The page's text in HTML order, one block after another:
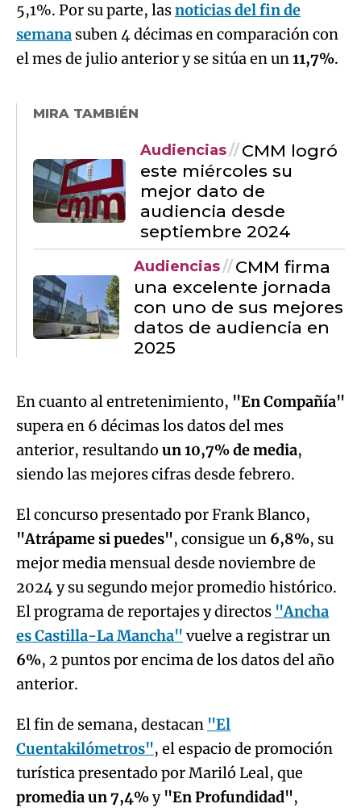
5,1%. Por su parte, lasnoticias del fin de
semana suben 4 décimas en comparación con
el mes de julio anterior y se sitúa en un11,7%.
MIRA TAMBIÉN
Audiencias
CMM logró
este miércoles su
mejor dato de
audiencia desde
septiembre 2024
Audiencias
CMM firma
una excelente jornada
con uno de sus mejores
datos de audiencia en
2025
En cuanto al entretenimiento, "En Compañía"
supera en 6 décimas los datos del mes
anterior, resultando un 10,7% de media,
siendo las mejores cifras desde febrero.
El concurso presentado por Frank Blanco,
"Atrápame si puedes", consigue un 6,8%, su
mejor media mensual desde noviembre de
2024 y su segundo mejor promedio histórico.
El programa de reportajes y directos "Ancha
es Castilla-La Mancha" vuelve a registrar un
6%, 2 puntos por encima de los datos del año
anterior.
El fin de semana, destacan "El
Cuentakilómetros", el espacio de promoción
turística presentado por Mariló Leal, que
promedia un 7,4%y "En Profundidad",